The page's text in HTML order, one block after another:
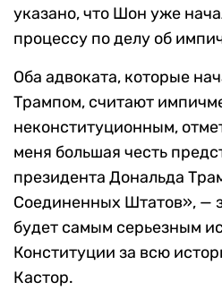
указано, что Шон уже
процессу по делу об
Оба адвоката, которые
Трампом, считают
неконституционным,
меня большая честь
президента Дональда
Соединенных Штатов», —
будет самым серьезным
Конституции за всю
Кастор.